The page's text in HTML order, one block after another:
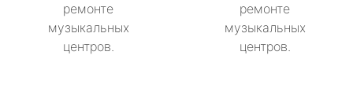
ремонте
музыкальных
центров.
ремонте
музыкальных
центров.